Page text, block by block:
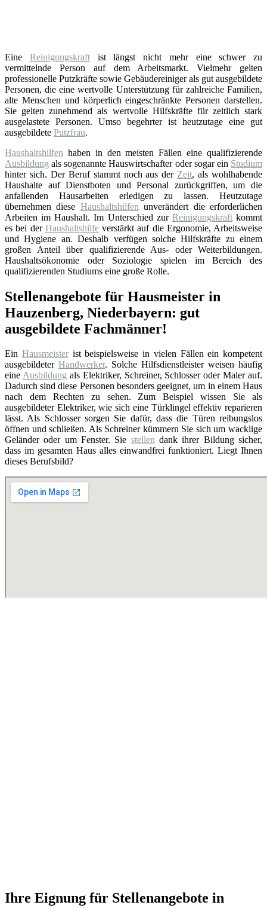
Eine Reinigungskraftist längst nicht mehr eine schwer zu
vermittelnde Person auf dem Arbeitsmarkt. Vielmehr gelten
professionelle Putzkräfte sowie Gebäudereiniger als gut ausgebildete
Personen, die eine wertvolle Unterstützung für zahlreiche Familien,
alte Menschen und körperlich eingeschränkte Personen darstellen.
Sie gelten zunehmend als wertvolle Hilfskräfte für zeitlich stark
ausgelastete Personen. Umso begehrter ist heutzutage eine gut
ausgebildete Putzfrau.
Haushaltshilfen haben in den meisten Fällen eine qualifizierende
Ausbildung als sogenannte Hauswirtschafter oder sogar ein Studium
hinter sich. Der Beruf stammt noch aus der Zeit, als wohlhabende
Haushalte auf Dienstboten und Personal zurückgriffen, um die
anfallenden Hausarbeiten erledigen zu lassen. Heutzutage
übernehmen diese Haushaltshilfen unverändert die erforderlichen
Arbeiten im Haushalt. Im Unterschied zur Reinigungskraftkommt
es bei der Haushaltshilfeverstärkt auf die Ergonomie, Arbeitsweise
und Hygiene an. Deshalb verfügen solche Hilfskräfte zu einem
großen Anteil über qualifizierende Aus- oder Weiterbildungen.
Haushaltsökonomie oder Soziologie spielen im Bereich des
qualifizierenden Studiums eine große Rolle.
Stellenangebote für Hausmeister in
Hauzenberg, Niederbayern: gut
ausgebildete Fachmänner!
Ein Hausmeisterist beispielsweise in vielen Fällen ein kompetent
ausgebildeter Handwerker. Solche Hilfsdienstleister weisen häufig
eine Ausbildungals Elektriker, Schreiner, Schlosser oder Maler auf.
Dadurch sind diese Personen besonders geeignet, um in einem Haus
nach dem Rechten zu sehen. Zum Beispiel wissen Sie als
ausgebildeter Elektriker, wie sich eine Türklingel effektiv reparieren
lässt. Als Schlosser sorgen Sie dafür, dass die Türen reibungslos
öffnen und schließen. Als Schreiner kümmern Sie sich um wacklige
Geländer oder um Fenster. Sie stellendank ihrer Bildung sicher,
dass im gesamten Haus alles einwandfrei funktioniert. Liegt Ihnen
dieses Berufsbild?
Ihre Eignung für Stellenangebote in